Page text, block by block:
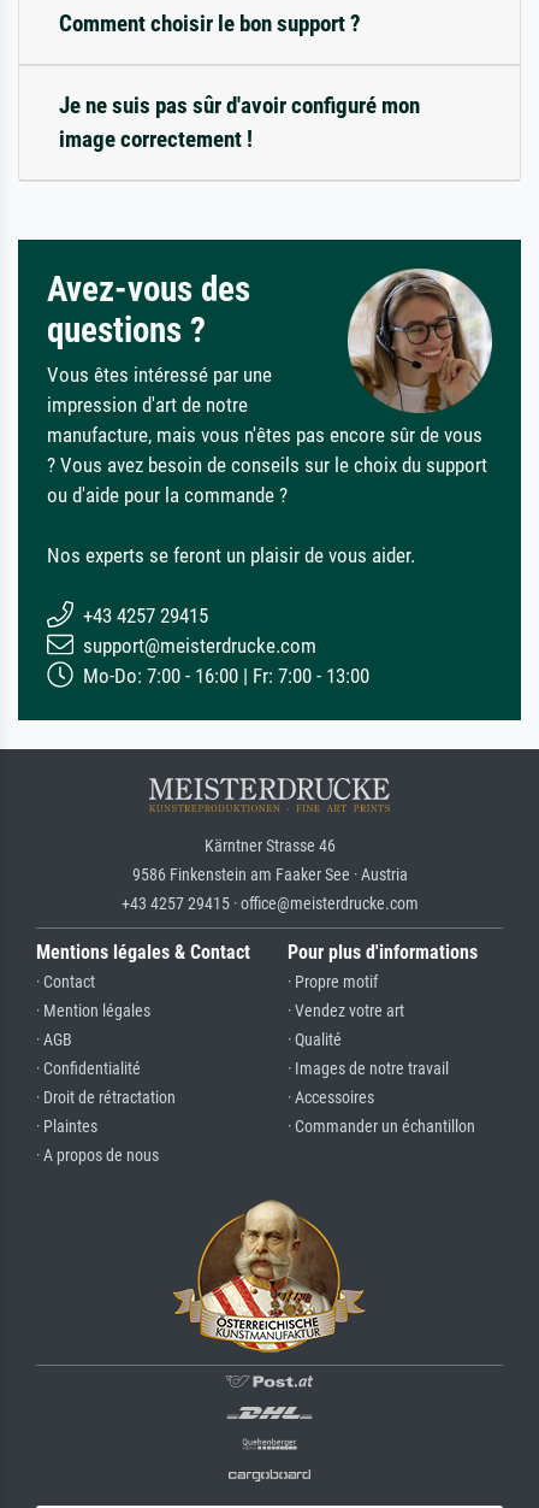
Comment choisir le bon support ?
Je ne suis pas sûr d'avoir configuré mon
image correctement !
Avez-vous des
questions ?
Vous êtes intéressé par une
impression d'art de notre
manufacture, mais vous n'êtes pas encore sûr de vous
? Vous avez besoin de conseils sur le choix du support
ou d'aide pour la commande ?
Nos experts se feront un plaisir de vous aider.
+43 4257 29415
support@meisterdrucke.com
Mo-Do: 7:00 - 16:00 | Fr: 7:00 - 13:00
Kärntner Strasse 46
9586 Finkenstein am Faaker See · Austria
+43 4257 29415 · office@meisterdrucke.com
Mentions légales & Contact
· Contact
· Mention légales
· AGB
· Confidentialité
· Droit de rétractation
· Plaintes
· A propos de nous
Pour plus d'informations
· Propre motif
· Vendez votre art
· Qualité
· Images de notre travail
· Accessoires
· Commander un échantillon